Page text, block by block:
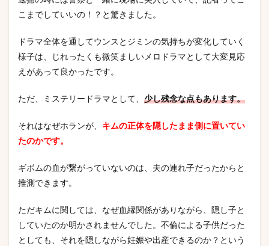
こまでしていいの！？と驚きました。
ドラマ全体を通してウンスとジミンの気持ちが変化していく
様子は、じれったくも微笑ましいメロドラマとして大変見応
えがあって良かったです。
ただ、ミステリードラマとして、 少し残念な点もあります。
それはなぜホランが、 キムの正体を隠したまま側に置いてい
たのかです。
ギボムの血が繋がっていないのは、夫の連れ子だったからと
推測できます。
ただキムに関しては、なぜ血縁関係がありながら、隠し子と
していたのか明かされませんでした。不倫による子供だった
としても、それを隠しながら妊娠や出産できるのか？という